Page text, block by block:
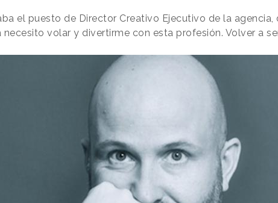
el puesto de Director Creativo Ejecutivo de la agencia,
necesito volar y divertirme con esta profesión. Volver a